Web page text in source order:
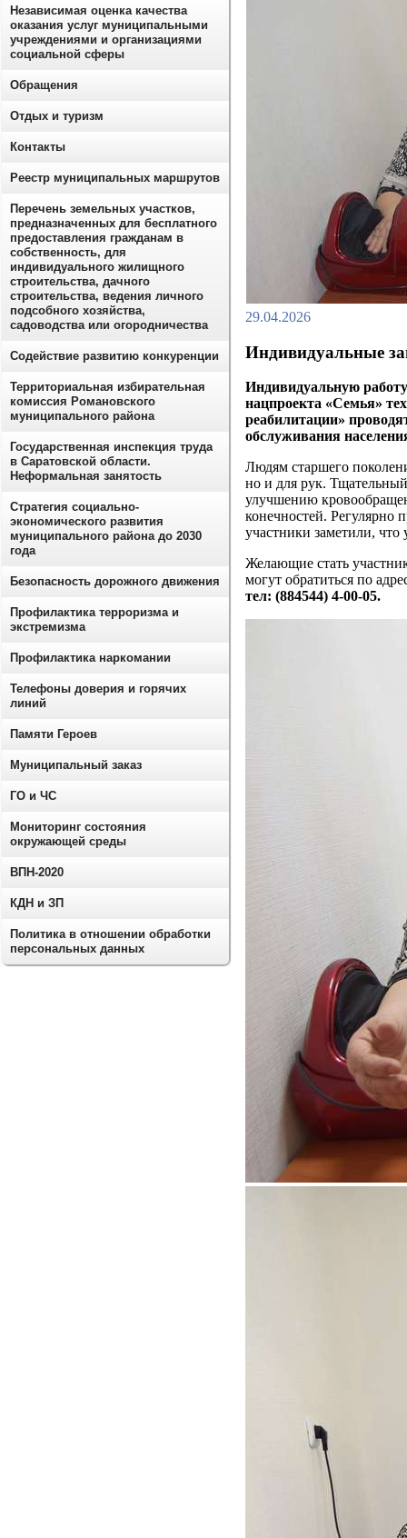
29.04.2026
Индивидуальные
Индивидуальную
нацпроекта «Семья»
реабилитации»
обслуживания
Людям старшего
но и для рук.
улучшению
конечностей. Регулярно
участники заметили, что
Желающие стать
могут обратиться по
тел: (884544) 4-00-05.
Независимая оценка качества
оказания услуг муниципальными
учреждениями и организациями
социальной сферы
Обращения
Отдых и туризм
Контакты
Реестр муниципальных маршрутов
Перечень земельных участков,
предназначенных для бесплатного
предоставления гражданам в
собственность, для
индивидуального жилищного
строительства, дачного
строительства, ведения личного
подсобного хозяйства,
садоводства или огородничества
Содействие развитию конкуренции
Территориальная избирательная
комиссия Романовского
муниципального района
Государственная инспекция труда
в Саратовской области.
Неформальная занятость
Стратегия социально-
экономического развития
муниципального района до 2030
года
Безопасность дорожного движения
Профилактика терроризма и
экстремизма
Профилактика наркомании
Телефоны доверия и горячих
линий
Памяти Героев
Муниципальный заказ
ГО и ЧС
Мониторинг состояния
окружающей среды
ВПН-2020
КДН и ЗП
Политика в отношении обработки
персональных данных